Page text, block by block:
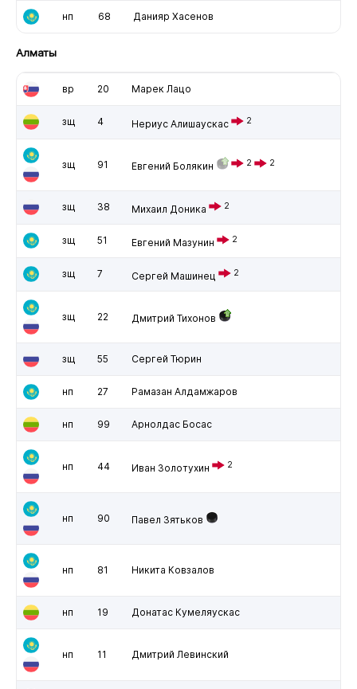
нп 68 Данияр Хасенов
Алматы
вр 20 Марек Лацо
зщ 4 Нериус Алишаускас 2
зщ 91 Евгений Болякин 2 2
зщ 38 Михаил Доника 2
зщ 51 Евгений Мазунин 2
зщ 7 Сергей Машинец 2
зщ 22 Дмитрий Тихонов
зщ 55 Сергей Тюрин
нп 27 Рамазан Алдамжаров
нп 99 Арнолдас Босас
нп 44 Иван Золотухин 2
нп 90 Павел Зятьков
нп 81 Никита Ковзалов
нп 19 Донатас Кумеляускас
нп 11 Дмитрий Левинский